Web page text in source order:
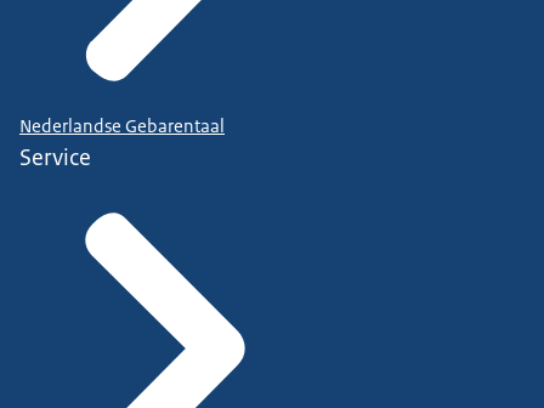
Nederlandse Gebarentaal
Service